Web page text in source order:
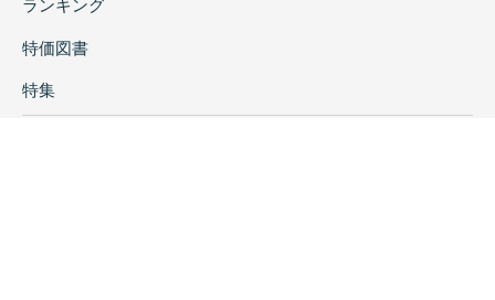
ランキング
特価図書
特集